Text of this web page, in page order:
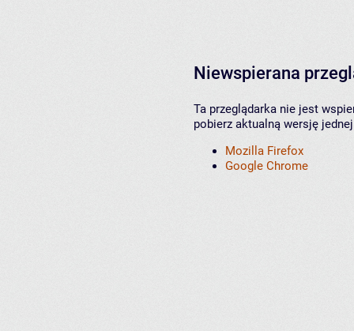
Niewspierana
Ta przeglądarka nie jest
pobierz aktualną wersję
Mozilla Firefox
Google Chrome